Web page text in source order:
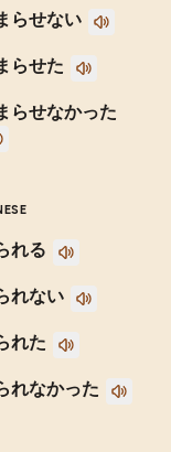
らせない
らせた
らせなかった
れる
れない
れた
れなかった